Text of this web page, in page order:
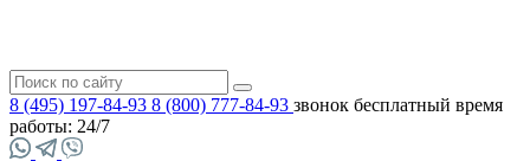
8 (495) 197-84-93 8 (800) 777-84-93 звонок бесплатный время
работы: 24/7